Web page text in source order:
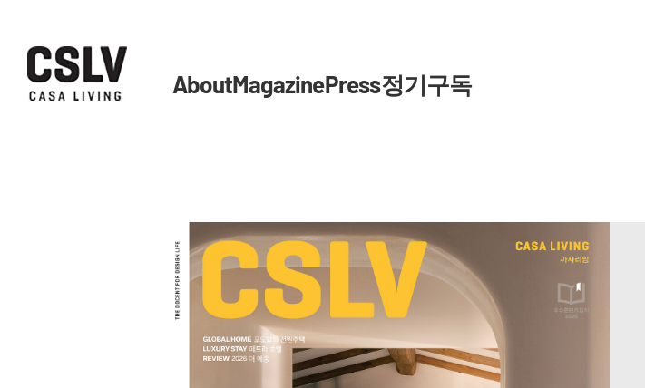
AboutMagazinePress정기구독